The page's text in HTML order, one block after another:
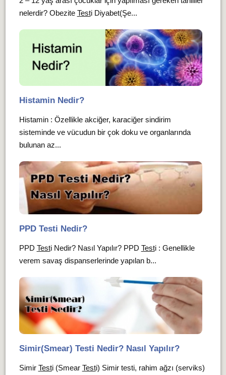
nelerdir? Obezite Testi Diyabet(Şe...
Histamin Nedir?
Histamin : Özellikle akciğer, karaciğer sindirim
sisteminde ve vücudun bir çok doku ve organlarında
bulunan az...
PPD Testi Nedir?
PPD Testi Nedir? Nasıl Yapılır? PPD Testi : Genellikle
verem savaş dispanserlerinde yapılan b...
Simir(Smear) Testi Nedir? Nasıl Yapılır?
Simir Testi (Smear Testi) Simir testi, rahim ağzı (serviks)